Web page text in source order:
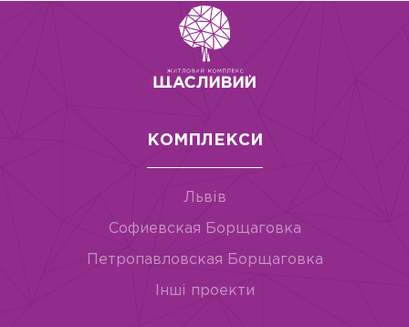
КОМПЛЕКСИ
Львів
Софиевская Борщаговка
Петропавловская Борщаговка
Інші проекти